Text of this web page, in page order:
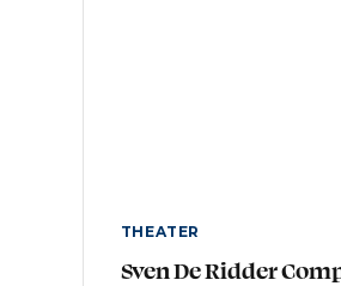
THEATER
Sven De Ridder